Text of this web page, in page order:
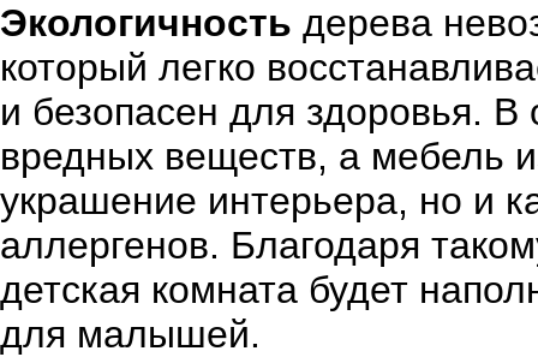
Экологичность дерева
который легко
и безопасен для здоровья.
вредных веществ, а мебель
украшение интерьера, но и
аллергенов. Благодаря
детская комната будет
для малышей.